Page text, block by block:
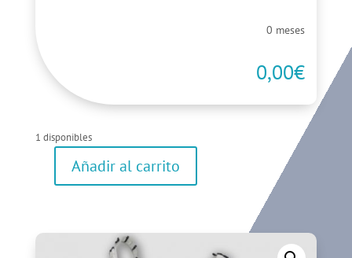
0 meses
0,00€
1 disponibles
Añadir al carrito